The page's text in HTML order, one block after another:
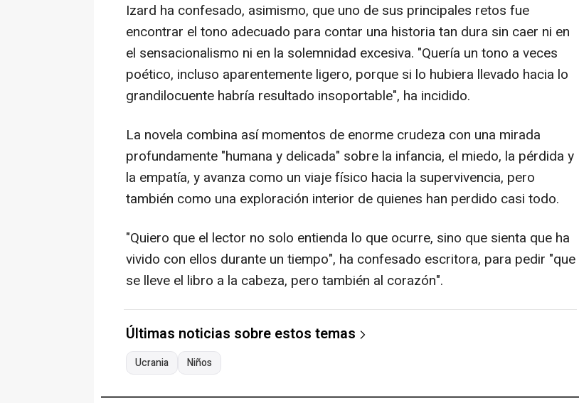
Izard ha confesado, asimismo, que uno de sus principales retos fue
encontrar el tono adecuado para contar una historia tan dura sin caer ni en
el sensacionalismo ni en la solemnidad excesiva. "Quería un tono a veces
poético, incluso aparentemente ligero, porque si lo hubiera llevado hacia lo
grandilocuente habría resultado insoportable", ha incidido.
La novela combina así momentos de enorme crudeza con una mirada
profundamente "humana y delicada" sobre la infancia, el miedo, la pérdida y
la empatía, y avanza como un viaje físico hacia la supervivencia, pero
también como una exploración interior de quienes han perdido casi todo.
"Quiero que el lector no solo entienda lo que ocurre, sino que sienta que ha
vivido con ellos durante un tiempo", ha confesado escritora, para pedir "que
se lleve el libro a la cabeza, pero también al corazón".
Últimas noticias sobre estos temas
Ucrania Niños